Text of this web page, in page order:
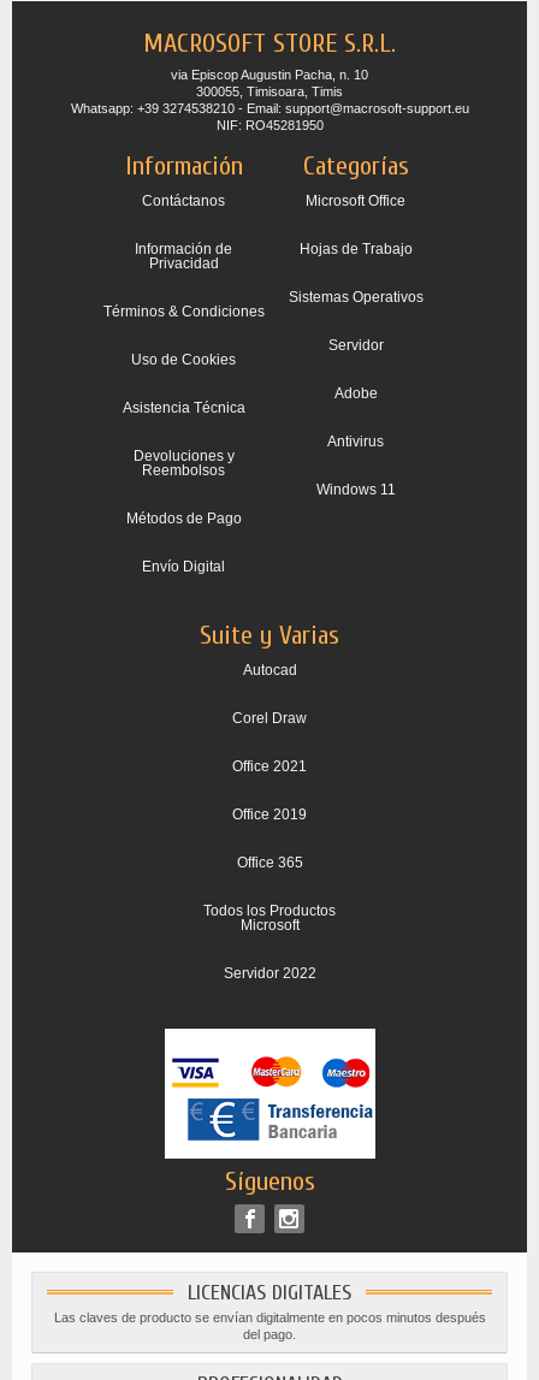
MACROSOFT STORE S.R.L.
via Episcop Augustin Pacha, n. 10
300055, Timisoara, Timis
Whatsapp: +39 3274538210 - Email: support@macrosoft-support.eu
NIF: RO45281950
Información
Contáctanos
Información de
Privacidad
Términos & Condiciones
Uso de Cookies
Asistencia Técnica
Devoluciones y
Reembolsos
Métodos de Pago
Envío Digital
Categorías
Microsoft Office
Hojas de Trabajo
Sistemas Operativos
Servidor
Adobe
Antivirus
Windows 11
Suite y Varias
Autocad
Corel Draw
Office 2021
Office 2019
Office 365
Todos los Productos
Microsoft
Servidor 2022
Síguenos
LICENCIAS DIGITALES
Las claves de producto se envían digitalmente en pocos minutos después
del pago.